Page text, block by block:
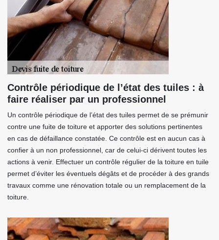
Contrôle périodique de l’état des tuiles : à
faire réaliser par un professionnel
Un contrôle périodique de l’état des tuiles permet de se prémunir
contre une fuite de toiture et apporter des solutions pertinentes
en cas de défaillance constatée. Ce contrôle est en aucun cas à
confier à un non professionnel, car de celui-ci dérivent toutes les
actions à venir. Effectuer un contrôle régulier de la toiture en tuile
permet d’éviter les éventuels dégâts et de procéder à des grands
travaux comme une rénovation totale ou un remplacement de la
toiture.